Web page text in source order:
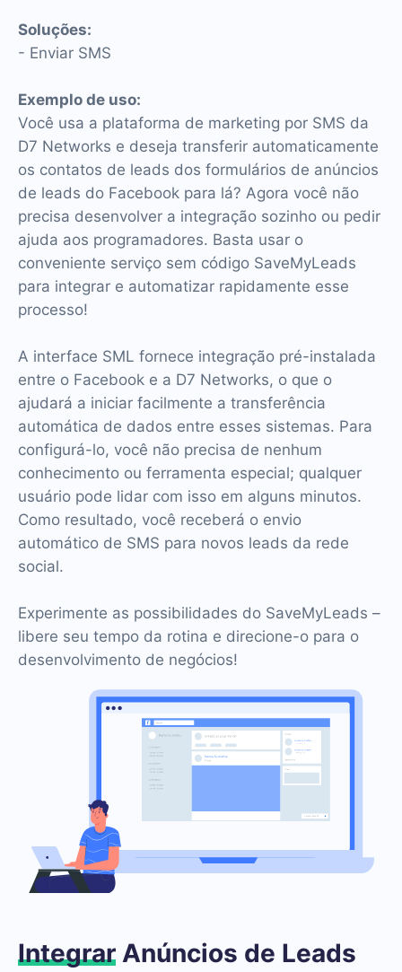
Soluções:
- Enviar SMS
Exemplo de uso:
Você usa a plataforma de marketing por SMS da
D7 Networks e deseja transferir automaticamente
os contatos de leads dos formulários de anúncios
de leads do Facebook para lá? Agora você não
precisa desenvolver a integração sozinho ou pedir
ajuda aos programadores. Basta usar o
conveniente serviço sem código SaveMyLeads
para integrar e automatizar rapidamente esse
processo!
A interface SML fornece integração pré-instalada
entre o Facebook e a D7 Networks, o que o
ajudará a iniciar facilmente a transferência
automática de dados entre esses sistemas. Para
configurá-lo, você não precisa de nenhum
conhecimento ou ferramenta especial; qualquer
usuário pode lidar com isso em alguns minutos.
Como resultado, você receberá o envio
automático de SMS para novos leads da rede
social.
Experimente as possibilidades do SaveMyLeads –
libere seu tempo da rotina e direcione-o para o
desenvolvimento de negócios!
Integrar Anúncios de Leads